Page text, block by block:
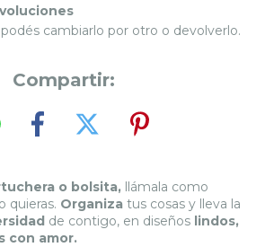
cambiarlo por otro o devolverlo.
Compartir:
o bolsita, llámala como
quieras. Organiza tus cosas y lleva la
de contigo, en diseños lindos,
con amor.